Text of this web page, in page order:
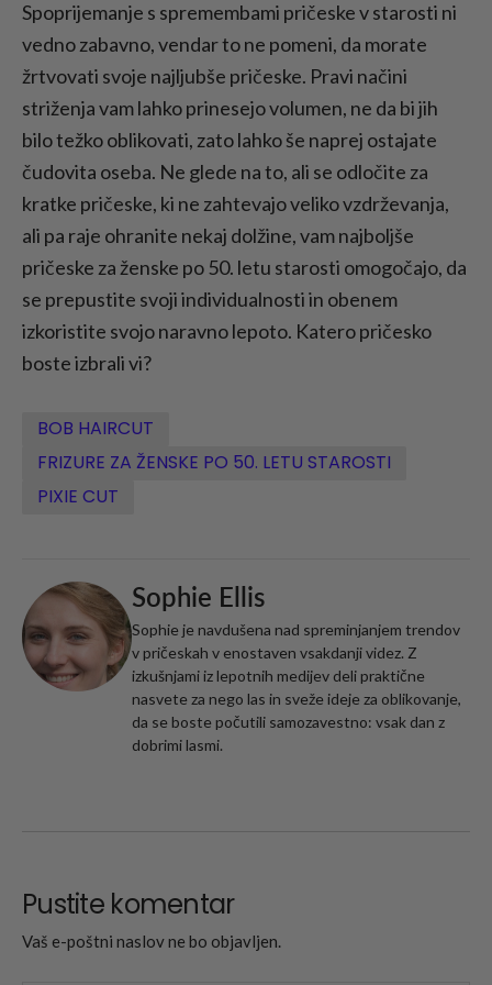
Spoprijemanje s spremembami pričeske v starosti ni
vedno zabavno, vendar to ne pomeni, da morate
žrtvovati svoje najljubše pričeske. Pravi načini
striženja vam lahko prinesejo volumen, ne da bi jih
bilo težko oblikovati, zato lahko še naprej ostajate
čudovita oseba. Ne glede na to, ali se odločite za
kratke pričeske, ki ne zahtevajo veliko vzdrževanja,
ali pa raje ohranite nekaj dolžine, vam najboljše
pričeske za ženske po 50. letu starosti omogočajo, da
se prepustite svoji individualnosti in obenem
izkoristite svojo naravno lepoto. Katero pričesko
boste izbrali vi?
BOB HAIRCUT
FRIZURE ZA ŽENSKE PO 50. LETU STAROSTI
PIXIE CUT
Sophie Ellis
Sophie je navdušena nad spreminjanjem trendov
v pričeskah v enostaven vsakdanji videz. Z
izkušnjami iz lepotnih medijev deli praktične
nasvete za nego las in sveže ideje za oblikovanje,
da se boste počutili samozavestno: vsak dan z
dobrimi lasmi.
Pustite komentar
Vaš e-poštni naslov ne bo objavljen.